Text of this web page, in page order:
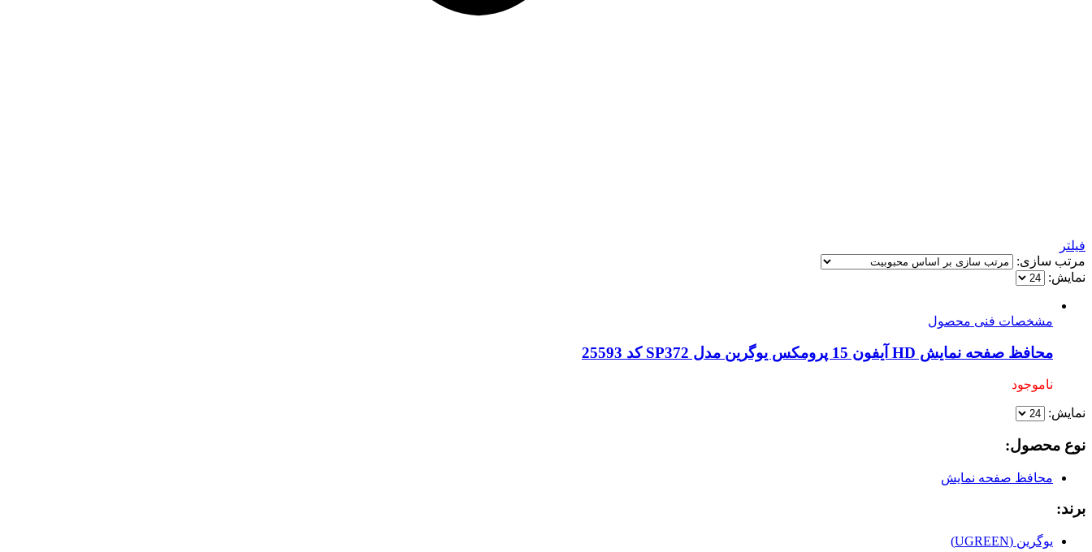
فیلتر
مرتب سازی:
نمایش:
مشخصات فنی محصول
محافظ صفحه نمایش HD آیفون 15 پرومکس یوگرین مدل SP372 کد 25593
ناموجود
نمایش:
نوع محصول:
محافظ صفحه نمایش
برند:
یوگرین (UGREEN)